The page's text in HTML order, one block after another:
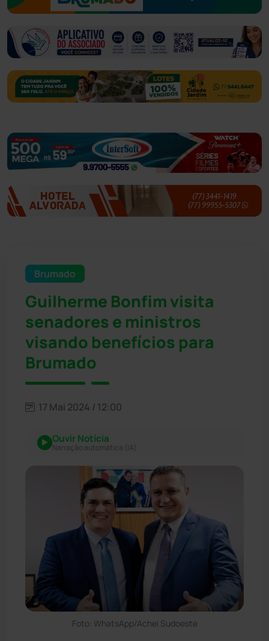
Brumado
Guilherme Bonfim visita
senadores e ministros
visando benefícios para
Brumado
17 Mai 2024 / 12:00
Ouvir Notícia
Narração automática (IA)
Foto: WhatsApp/Achei Sudoeste